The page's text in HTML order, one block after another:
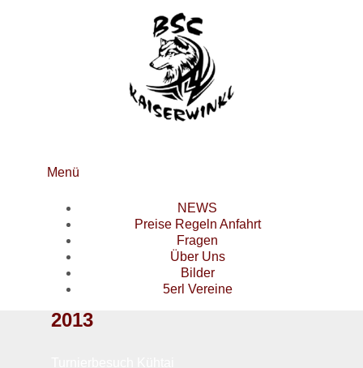
Menü
NEWS
Preise Regeln Anfahrt
Fragen
Über Uns
Bilder
5erl Vereine
2013